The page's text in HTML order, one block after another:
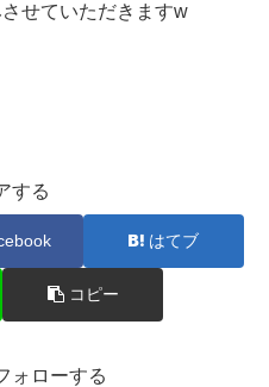
せていただきますw
する
はてブ
コピー
ォローする